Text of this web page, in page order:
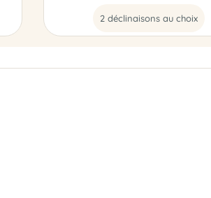
2 déclinaisons au choix